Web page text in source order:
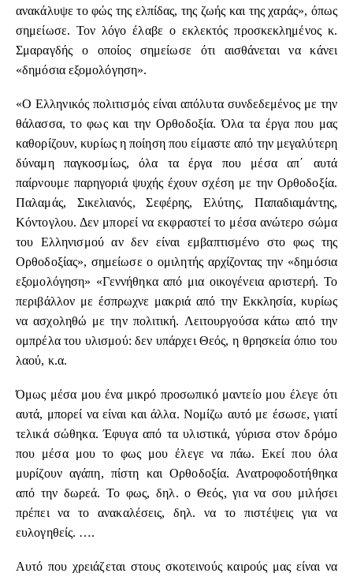
ανακάλυψε το φώς της ελπίδας, της ζωής και της χαράς», όπως
σημείωσε. Τον λόγο έλαβε ο εκλεκτός προσκεκλημένος κ.
Σμαραγδής ο οποίος σημείωσε ότι αισθάνεται να κάνει
«δημόσια εξομολόγηση».
«Ο Ελληνικός πολιτισμός είναι απόλυτα συνδεδεμένος με την
θάλασσα, το φως και την Ορθοδοξία. Όλα τα έργα που μας
καθορίζουν, κυρίως η ποίηση που είμαστε από την μεγαλύτερη
δύναμη παγκοσμίως, όλα τα έργα που μέσα απ΄ αυτά
παίρνουμε παρηγοριά ψυχής έχουν σχέση με την Ορθοδοξία.
Παλαμάς, Σικελιανός, Σεφέρης, Ελύτης, Παπαδιαμάντης,
Κόντογλου. Δεν μπορεί να εκφραστεί το μέσα ανώτερο σώμα
του Ελληνισμού αν δεν είναι εμβαπτισμένο στο φως της
Ορθοδοξίας», σημείωσε ο ομιλητής αρχίζοντας την «δημόσια
εξομολόγηση» «Γεννήθηκα από μια οικογένεια αριστερή. Το
περιβάλλον με έσπρωχνε μακριά από την Εκκλησία, κυρίως
να ασχοληθώ με την πολιτική. Λειτουργούσα κάτω από την
ομπρέλα του υλισμού: δεν υπάρχει Θεός, η θρησκεία όπιο του
λαού, κ.α.
Όμως μέσα μου ένα μικρό προσωπικό μαντείο μου έλεγε ότι
αυτά, μπορεί να είναι και άλλα. Νομίζω αυτό με έσωσε, γιατί
τελικά σώθηκα. Έφυγα από τα υλιστικά, γύρισα στον δρόμο
που μέσα μου το φως μου έλεγε να πάω. Εκεί που όλα
μυρίζουν αγάπη, πίστη και Ορθοδοξία. Ανατροφοδοτήθηκα
από την δωρεά. Το φως, δηλ. ο Θεός, για να σου μιλήσει
πρέπει να το ανακαλέσεις, δηλ. να το πιστέψεις για να
ευλογηθείς. ….
Αυτό που χρειάζεται στους σκοτεινούς καιρούς μας είναι να